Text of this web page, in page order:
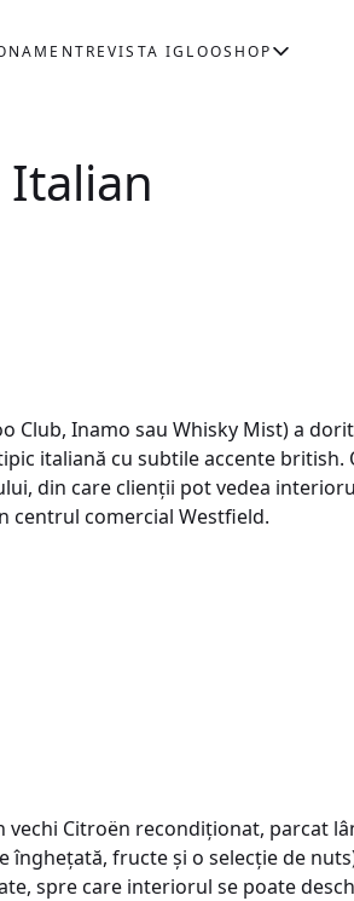
REVISTA IGLOOSHOP
Italian
Inamo sau Whisky Mist) a
italiană cu subtile accente british.
din care clienţii pot vedea
centrul comercial Westfield.
Citroën recondiţionat, parcat
fructe şi o selecţie de
spre care interiorul se poate